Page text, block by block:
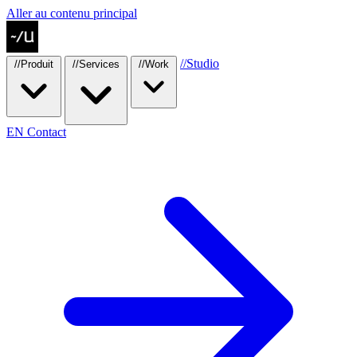
Aller au contenu principal
// // // //Studio
EN Contact